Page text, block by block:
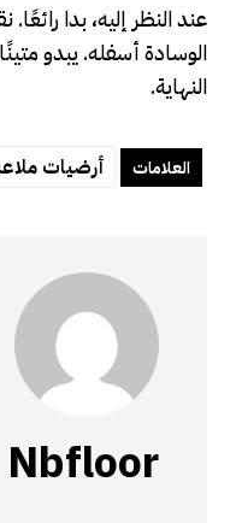
عند النظر إليه، بدا
الوسادة أسفله. يبدو
النهاية.
العلامات أرضيات
Nbfloor